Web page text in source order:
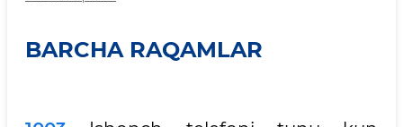
BARCHA RAQAMLAR